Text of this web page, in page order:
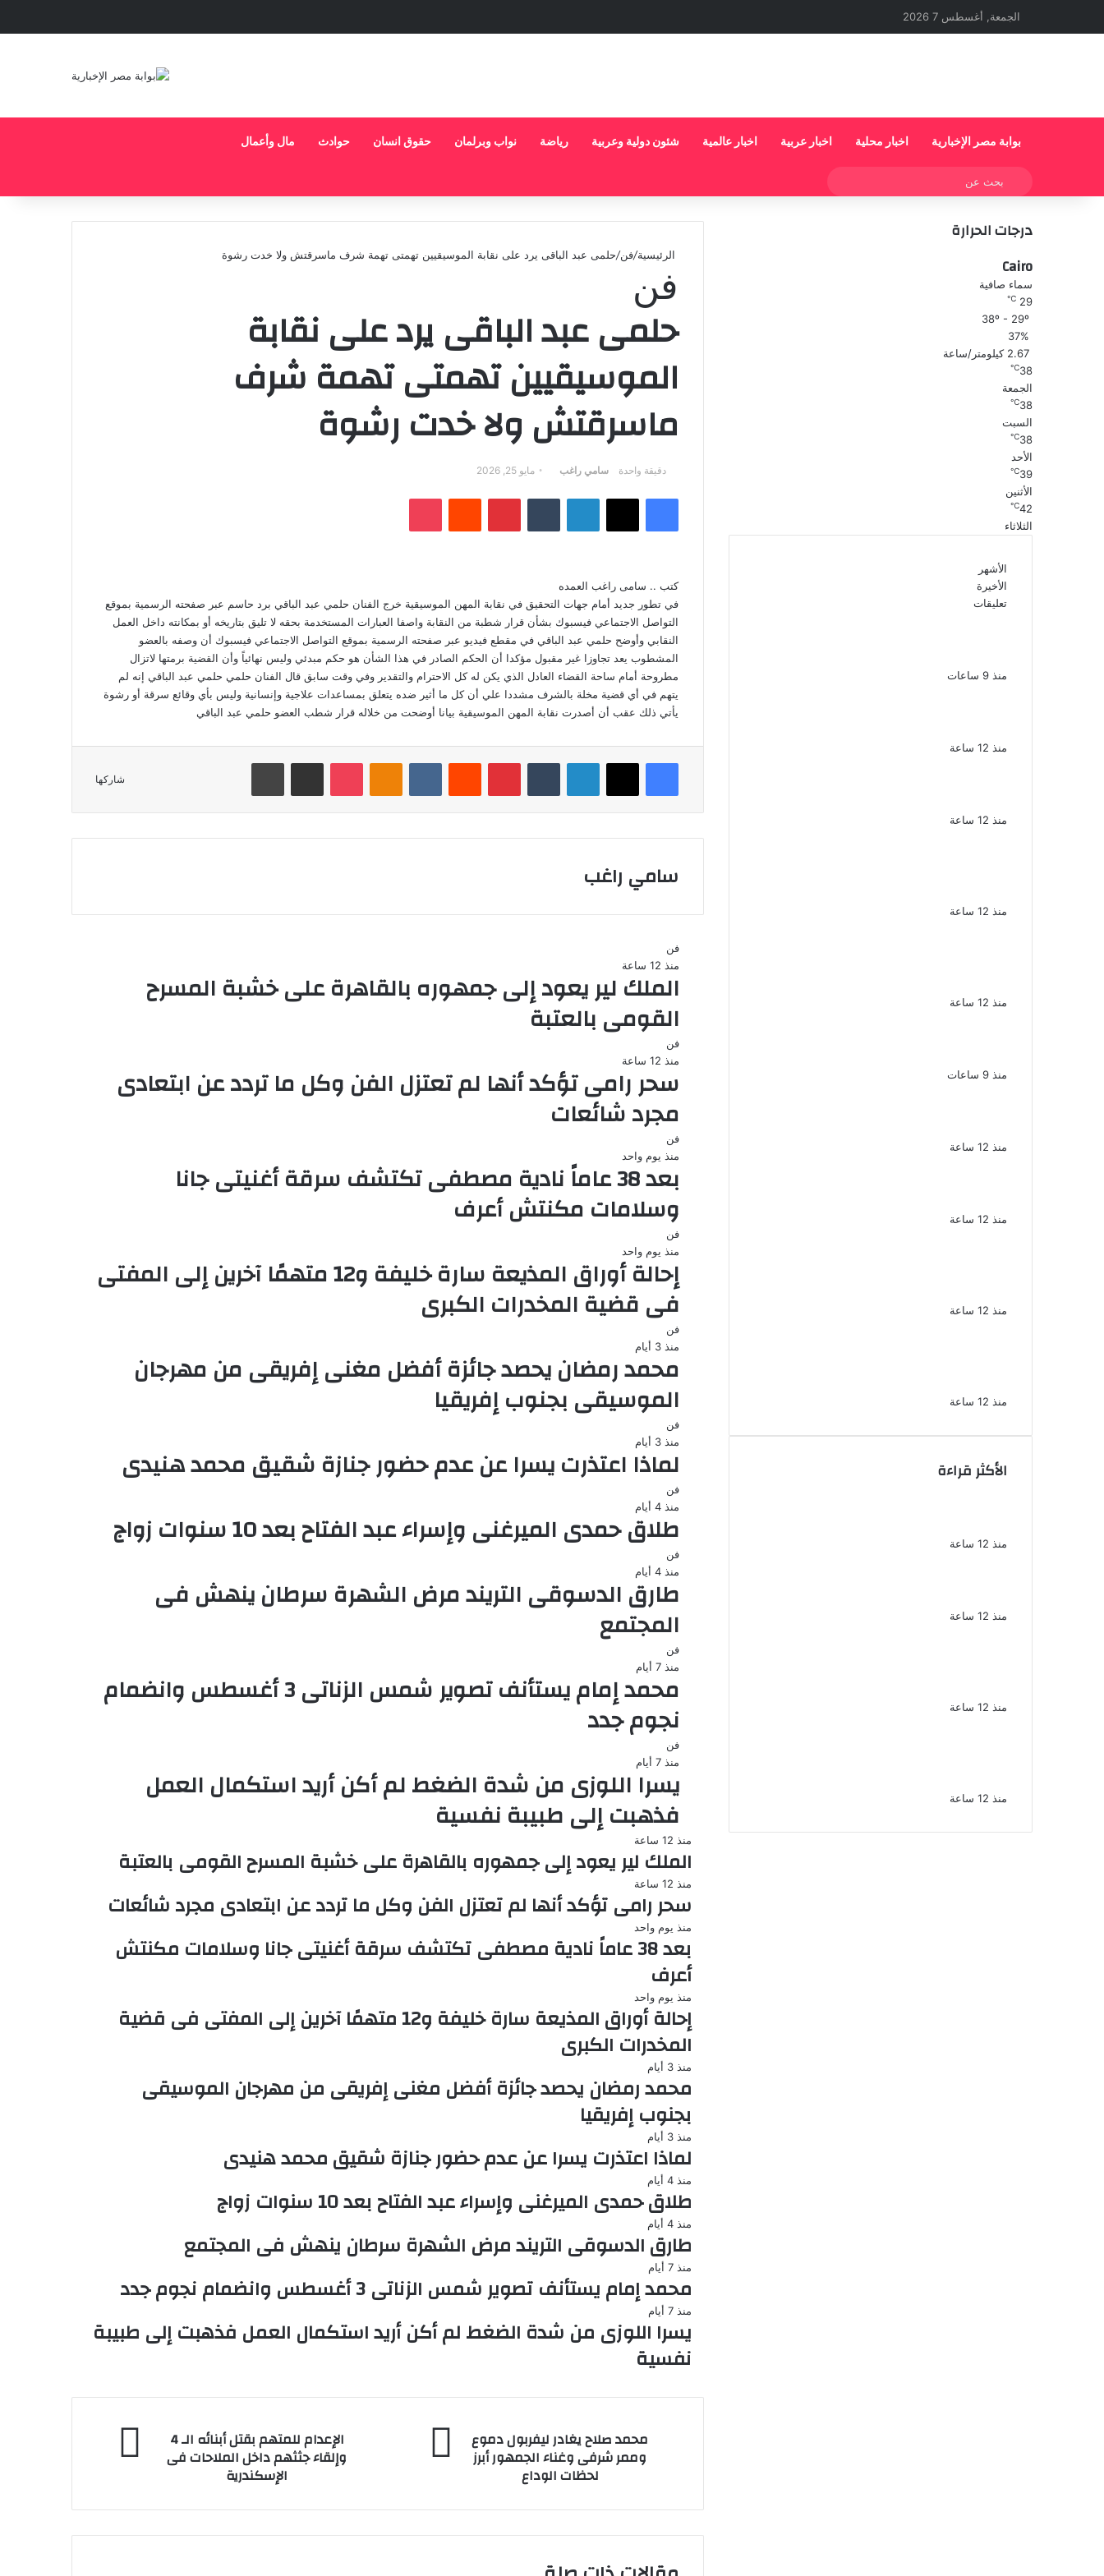
الجمعة, أغسطس 7 2026
بوابة مصر الإخبارية اخبار محلية اخبار عربية اخبار عالمية شئون دولية وعربية رياضة نواب وبرلمان حقوق انسان حوادث مال وأعمال
بحث
الرئيسية/فن/حلمى عبد الباقى يرد على نقابة الموسيقيين تهمتى تهمة شرف ماسرقتش ولا خدت رشوة
فن
حلمى عبد الباقى يرد على نقابة
الموسيقيين تهمتى تهمة شرف
ماسرقتش ولا خدت رشوة
سامي راغب
أرسلمايو 25, 2026 دقيقة واحدة
فيسبوك ‫X لينكدإن بينتيريست ‫Pocket
كتب .. سامى راغب العمده
في تطور جديد أمام جهات التحقيق في نقابة المهن الموسيقية خرج الفنان حلمي عبد الباقي برد حاسم عبر صفحته الرسمية بموقع
التواصل الاجتماعي فيسبوك بشأن قرار شطبة من النقابة واصفا العبارات المستخدمة بحقه لا تليق بتاريخه أو بمكانته داخل العمل
النقابي وأوضح حلمي عبد الباقي في مقطع فيديو عبر صفحته الرسمية بموقع التواصل الاجتماعي فيسبوك أن وصفه بالعضو
المشطوب يعد تجاوزا غير مقبول مؤكدا أن الحكم الصادر في هذا الشأن هو حكم مبدئي وليس نهائياً وأن القضية برمتها لاتزال
مطروحة أمام ساحة القضاء العادل الذي يكن له كل الاحترام والتقدير وفي وقت سابق قال الفنان حلمي حلمي عبد الباقي إنه لم
يتهم في أي قضية مخلة بالشرف مشددا علي أن كل ما أثير ضده يتعلق بمساعدات علاجية وإنسانية وليس بأي وقائع سرقة أو رشوة
يأتي ذلك عقب أن أصدرت نقابة المهن الموسيقية بيانا أوضحت من خلاله قرار شطب العضو حلمي عبد الباقي
شاركها
فيسبوك ‫X لينكدإن بينتيريست Odnoklassniki
‫Pocket مشاركة عبر البريد طباعة
سامي راغب
فن
منذ 12 ساعة
الملك لير يعود إلى جمهوره بالقاهرة على خشبة المسرح
القومى بالعتبة
فن
منذ 12 ساعة
سحر رامى تؤكد أنها لم تعتزل الفن وكل ما تردد عن ابتعادى
مجرد شائعات
فن
منذ يوم واحد
بعد 38 عاماً نادية مصطفى تكتشف سرقة أغنيتى جانا
وسلامات مكنتش أعرف
فن
منذ يوم واحد
إحالة أوراق المذيعة سارة خليفة و12 متهمًا آخرين إلى المفتى
فى قضية المخدرات الكبرى
فن
منذ 3 أيام
محمد رمضان يحصد جائزة أفضل مغنى إفريقى من مهرجان
الموسيقى بجنوب إفريقيا
فن
منذ 3 أيام
لماذا اعتذرت يسرا عن عدم حضور جنازة شقيق محمد هنيدى
فن
منذ 4 أيام
طلاق حمدى الميرغنى وإسراء عبد الفتاح بعد 10 سنوات زواج
فن
منذ 4 أيام
طارق الدسوقى التريند مرض الشهرة سرطان ينهش فى
المجتمع
فن
منذ 7 أيام
محمد إمام يستأنف تصوير شمس الزناتى 3 أغسطس وانضمام
نجوم جدد
فن
منذ 7 أيام
يسرا اللوزى من شدة الضغط لم أكن أريد استكمال العمل
فذهبت إلى طبيبة نفسية
منذ 12 ساعة
الملك لير يعود إلى جمهوره بالقاهرة على خشبة المسرح القومى بالعتبة
منذ 12 ساعة
سحر رامى تؤكد أنها لم تعتزل الفن وكل ما تردد عن ابتعادى مجرد شائعات
منذ يوم واحد
بعد 38 عاماً نادية مصطفى تكتشف سرقة أغنيتى جانا وسلامات مكنتش
أعرف
منذ يوم واحد
إحالة أوراق المذيعة سارة خليفة و12 متهمًا آخرين إلى المفتى فى قضية
المخدرات الكبرى
منذ 3 أيام
محمد رمضان يحصد جائزة أفضل مغنى إفريقى من مهرجان الموسيقى
بجنوب إفريقيا
منذ 3 أيام
لماذا اعتذرت يسرا عن عدم حضور جنازة شقيق محمد هنيدى
منذ 4 أيام
طلاق حمدى الميرغنى وإسراء عبد الفتاح بعد 10 سنوات زواج
منذ 4 أيام
طارق الدسوقى التريند مرض الشهرة سرطان ينهش فى المجتمع
منذ 7 أيام
محمد إمام يستأنف تصوير شمس الزناتى 3 أغسطس وانضمام نجوم جدد
منذ 7 أيام
يسرا اللوزى من شدة الضغط لم أكن أريد استكمال العمل فذهبت إلى طبيبة
نفسية
وإلقاء
الإعدام للمتهم بقتل أبنائه الـ 4
وإلقاء جثثهم داخل الملاحات فى
الإسكندرية
شرفى
الجمهور
محمد صلاح يغادر ليفربول دموع
وممر شرفى وغناء الجمهور أبرز
لحظات الوداع
درجات الحرارة
Cairo
سماء صافية
29
℃
37%
2.67 كيلومتر/ساعة
38
℃
الجمعة
38
℃
السبت
38
℃
الأحد
39
℃
الأثنين
42
℃
الثلاثاء
الأشهر
الأخيرة
تعليقات
منذ 9 ساعات
منذ 12 ساعة
منذ 12 ساعة
منذ 12 ساعة
منذ 12 ساعة
منذ 9 ساعات
منذ 12 ساعة
منذ 12 ساعة
منذ 12 ساعة
منذ 12 ساعة
الأكثر قراءة
منذ 12 ساعة
منذ 12 ساعة
منذ 12 ساعة
منذ 12 ساعة